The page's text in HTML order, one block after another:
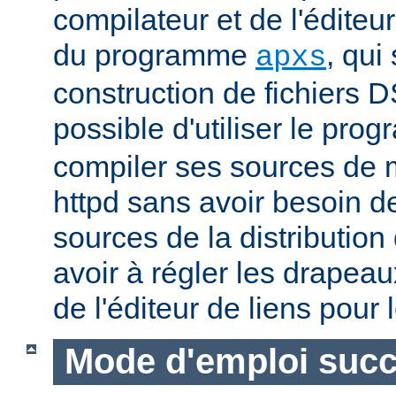
compilateur et de
du programme apxs, qui
construction de fichiers
possible d'utiliser le
compiler ses sources de
httpd sans avoir besoin
sources de la
avoir à régler les
de l'éditeur de liens pour
Mode d'emploi